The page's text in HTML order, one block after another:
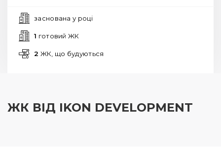
заснована у році
1 готовий ЖК
2 ЖК, що будуються
ЖК ВІД IKON DEVELOPMENT